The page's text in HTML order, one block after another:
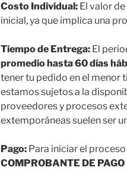
Costo Individual:El valor de
inicial, ya que implica una
Tiempo de Entrega:El
promedio hasta 60 días
tener tu pedido en el menor
estamos sujetos a la
proveedores y procesos
extemporáneas suelen ser
Pago:Para iniciar el proceso
COMPROBANTE DE PAGO